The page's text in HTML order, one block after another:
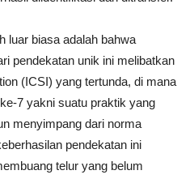
luar biasa adalah bahwa
pendekatan unik ini melibatkan
(ICSI) yang tertunda, di mana
7 yakni suatu praktik yang
menyimpang dari norma
pendekatan ini
telur yang belum